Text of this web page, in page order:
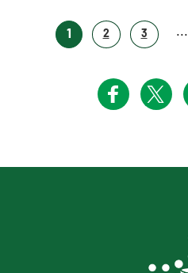
1 2 3 ...